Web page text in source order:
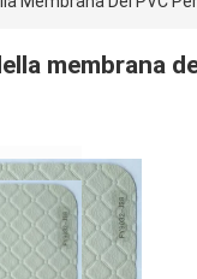
membrana